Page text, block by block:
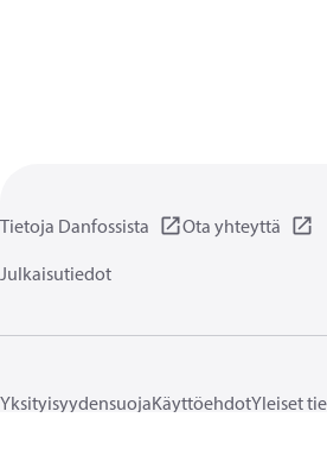
Tietoja Danfossista
Ota yhteyttä
Julkaisutiedot
YksityisyydensuojaKäyttöehdotYleiset